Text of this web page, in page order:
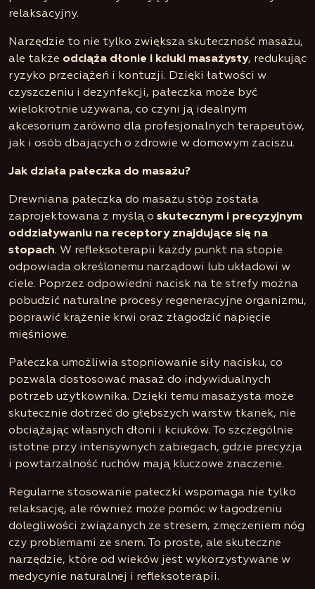
relaksacyjny.
Narzędzie to nie tylko zwiększa skuteczność masażu,
ale także odciąża dłonie i kciuki masażysty, redukując
ryzyko przeciążeń i kontuzji. Dzięki łatwości w
czyszczeniu i dezynfekcji, pałeczka może być
wielokrotnie używana, co czyni ją idealnym
akcesorium zarówno dla profesjonalnych terapeutów,
jak i osób dbających o zdrowie w domowym zaciszu.
Jak działa pałeczka do masażu?
Drewniana pałeczka do masażu stóp została
zaprojektowana z myślą o skutecznym i precyzyjnym
oddziaływaniu na receptory znajdujące się na
stopach. W refleksoterapii każdy punkt na stopie
odpowiada określonemu narządowi lub układowi w
ciele. Poprzez odpowiedni nacisk na te strefy można
pobudzić naturalne procesy regeneracyjne organizmu,
poprawić krążenie krwi oraz złagodzić napięcie
mięśniowe.
Pałeczka umożliwia stopniowanie siły nacisku, co
pozwala dostosować masaż do indywidualnych
potrzeb użytkownika. Dzięki temu masażysta może
skutecznie dotrzeć do głębszych warstw tkanek, nie
obciążając własnych dłoni i kciuków. To szczególnie
istotne przy intensywnych zabiegach, gdzie precyzja
i powtarzalność ruchów mają kluczowe znaczenie.
Regularne stosowanie pałeczki wspomaga nie tylko
relaksację, ale również może pomóc w łagodzeniu
dolegliwości związanych ze stresem, zmęczeniem nóg
czy problemami ze snem. To proste, ale skuteczne
narzędzie, które od wieków jest wykorzystywane w
medycynie naturalnej i refleksoterapii.